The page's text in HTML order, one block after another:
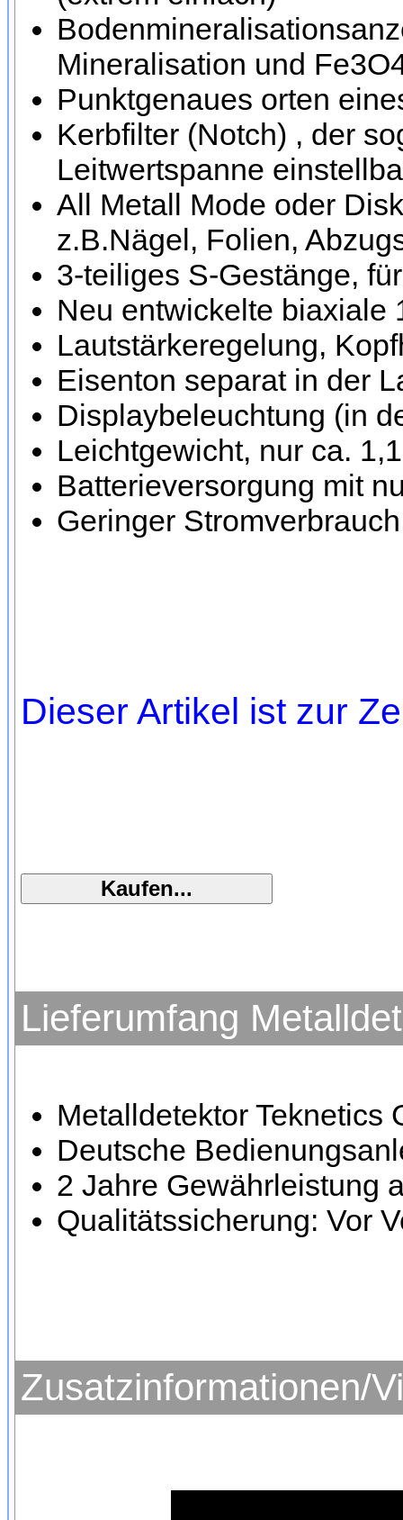
Mineralisation und
Punktgenaues orten
Kerbfilter (Notch) , der
Leitwertspanne
All Metall Mode oder
z.B.Nägel, Folien,
3-teiliges S-Gestänge,
Neu entwickelte biaxiale
Lautstärkeregelung,
Eisenton separat in der
Displaybeleuchtung (in
Leichtgewicht, nur ca.
Batterieversorgung mit
Geringer
Dieser Artikel ist zur
Lieferumfang
Metalldetektor Teknetics
Deutsche
2 Jahre Gewährleistung
Qualitätssicherung: Vor
Zusatzinformationen/